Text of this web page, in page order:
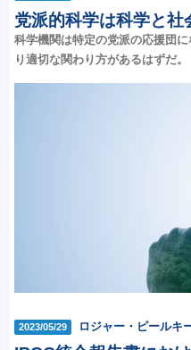
党派的科学は科学と社
科学機関は特定の党派の応援団
り適切な関わり方があるはずだ。
2023/05/29 ロジャー・ピールキ